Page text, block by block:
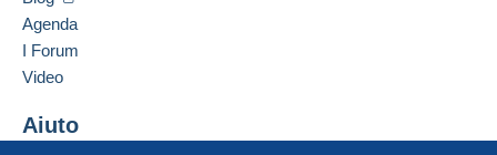
venditore all'acquirente. Un acquisto non pagato
dell'acquirente.
clausole relative al pagamento, queste sono da
considerarsi nulle e non dovute. Le condizioni di
Contattare il venditore
Inserisci questo venditore in Lista Nera
Agenda
I Forum
Video
Aiuto